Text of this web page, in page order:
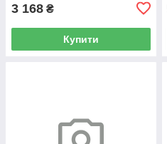
3 168 ₴
Купити